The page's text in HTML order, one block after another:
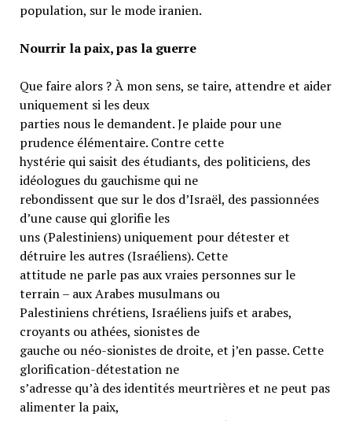
population, sur le mode iranien.
Nourrir la paix, pas la guerre
Que faire alors ? À mon sens, se taire, attendre et aider
uniquement si les deux
parties nous le demandent. Je plaide pour une
prudence élémentaire. Contre cette
hystérie qui saisit des étudiants, des politiciens, des
idéologues du gauchisme qui ne
rebondissent que sur le dos d’Israël, des passionnées
d’une cause qui glorifie les
uns (Palestiniens) uniquement pour détester et
détruire les autres (Israéliens). Cette
attitude ne parle pas aux vraies personnes sur le
terrain – aux Arabes musulmans ou
Palestiniens chrétiens, Israéliens juifs et arabes,
croyants ou athées, sionistes de
gauche ou néo-sionistes de droite, et j’en passe. Cette
glorification-détestation ne
s’adresse qu’à des identités meurtrières et ne peut pas
alimenter la paix,